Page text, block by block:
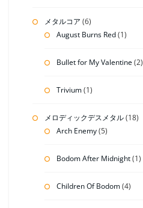
メタルコア (6)
August Burns Red(1)
Bullet for My Valentine(2)
Trivium(1)
メロディックデスメタル(18)
Arch Enemy(5)
Bodom After Midnight(1)
Children Of Bodom(4)